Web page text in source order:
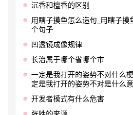
沉香和檀香的区别
用瞎子摸鱼怎么造句_用瞎子摸
个句子
凹透镜成像规律
长治属于哪个省哪个市
一定是我打开的姿势不对什么
定是我打开的姿势不对是什么
开发者模式有什么危害